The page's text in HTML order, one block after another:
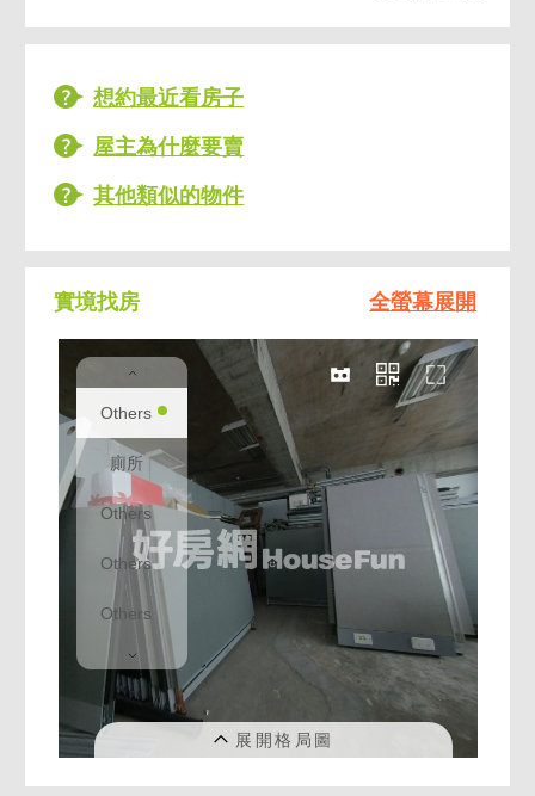
想約最近看房子
屋主為什麼要賣
其他類似的物件
實境找房 全螢幕展開